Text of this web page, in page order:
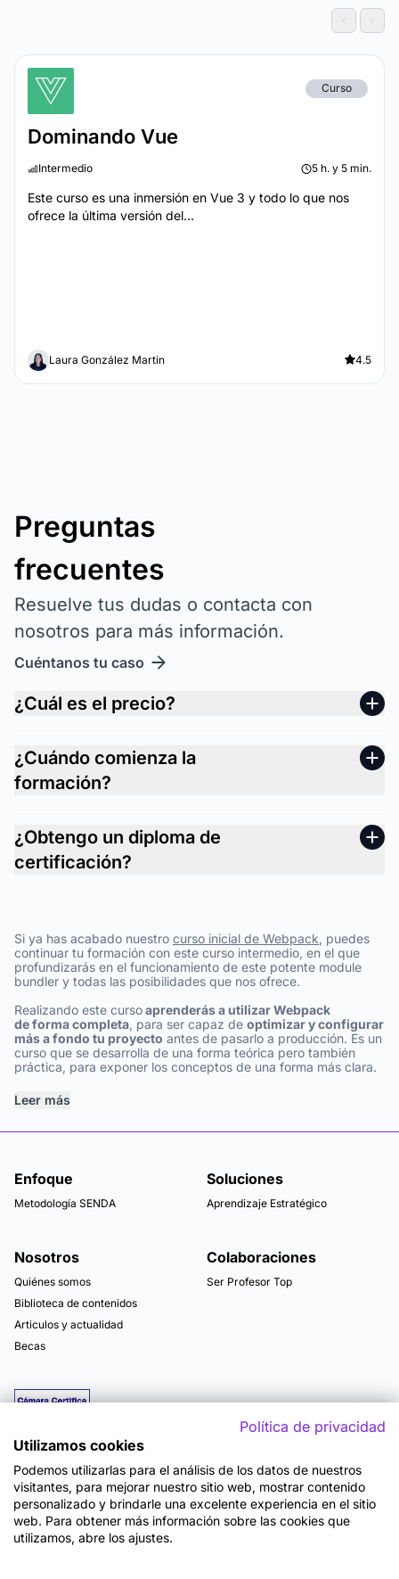
Curso
Dominando Vue
Intermedio 5 h. y 5 min.
Este curso es una inmersión en Vue 3 y todo lo que nos
ofrece la última versión del...
Laura González Martin 4.5
Preguntas
frecuentes
Resuelve tus dudas o contacta con
nosotros para más información.
Cuéntanos tu caso
¿Cuál es el precio?
¿Cuándo comienza la
formación?
¿Obtengo un diploma de
certificación?
Si ya has acabado nuestro curso inicial de Webpack, puedes
continuar tu formación con este curso intermedio, en el que
profundizarás en el funcionamiento de este potente module
bundler y todas las posibilidades que nos ofrece.
Realizando este cursoaprenderás a utilizar Webpack
de forma completa, para ser capaz de optimizar y configurar
más a fondo tu proyecto antes de pasarlo a producción. Es un
curso que se desarrolla de una forma teórica pero también
práctica, para exponer los conceptos de una forma más clara.
Leer más
Enfoque
Metodología SENDA
Soluciones
Aprendizaje Estratégico
Nosotros
Quiénes somos
Biblioteca de contenidos
Articulos y actualidad
Becas
Colaboraciones
Ser Profesor Top
Mapa del sitio
Términos y Condiciones de Uso
Política de privacidad
Utilizamos cookies
Podemos utilizarlas para el análisis de los datos de nuestros
visitantes, para mejorar nuestro sitio web, mostrar contenido
personalizado y brindarle una excelente experiencia en el sitio
web. Para obtener más información sobre las cookies que
utilizamos, abre los ajustes.